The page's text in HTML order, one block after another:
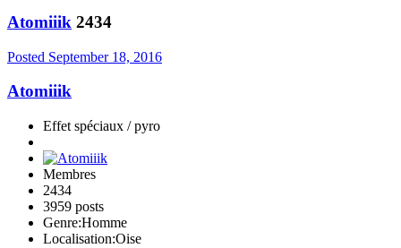
Atomiiik 2434
Posted September 18, 2016
Atomiiik
Effet spéciaux / pyro
Membres
2434
3959 posts
Genre:Homme
Localisation:Oise